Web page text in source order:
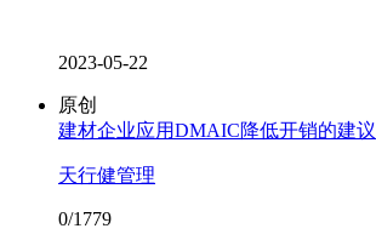
2023-05-22
原创
建材企业应用DMAIC降低开销的建议
天行健管理
0/1779